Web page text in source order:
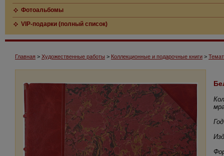
Фотоальбомы
VIP-подарки (полный список)
Главная > Художественные работы > Коллекционные и подарочные книги >